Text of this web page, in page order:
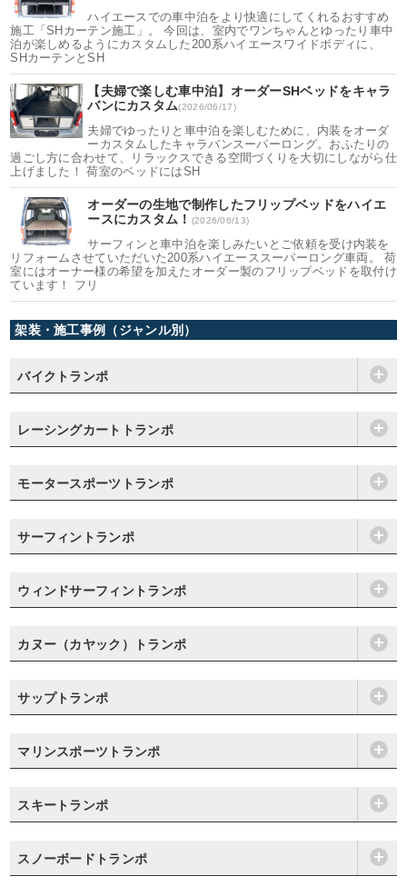
ハイエースでの車中泊をより快適にしてくれるおすすめ
施工「SHカーテン施工」。 今回は、室内でワンちゃんとゆったり車中
泊が楽しめるようにカスタムした200系ハイエースワイドボディに、
SHカーテンとSH
【夫婦で楽しむ車中泊】オーダーSHベッドをキャラ
バンにカスタム(2026/06/17)
夫婦でゆったりと車中泊を楽しむために、内装をオーダ
ーカスタムしたキャラバンスーパーロング。おふたりの
過ごし方に合わせて、リラックスできる空間づくりを大切にしながら仕
上げました！ 荷室のベッドにはSH
オーダーの生地で制作したフリップベッドをハイエ
ースにカスタム！ (2026/06/13)
サーフィンと車中泊を楽しみたいとご依頼を受け内装を
リフォームさせていただいた200系ハイエーススーパーロング車両。 荷
室にはオーナー様の希望を加えたオーダー製のフリップベッドを取付け
ています！ フリ
架装・施工事例（ジャンル別）
バイクトランポ
レーシングカートトランポ
モータースポーツトランポ
サーフィントランポ
ウィンドサーフィントランポ
カヌー（カヤック）トランポ
サップトランポ
マリンスポーツトランポ
スキートランポ
スノーボードトランポ